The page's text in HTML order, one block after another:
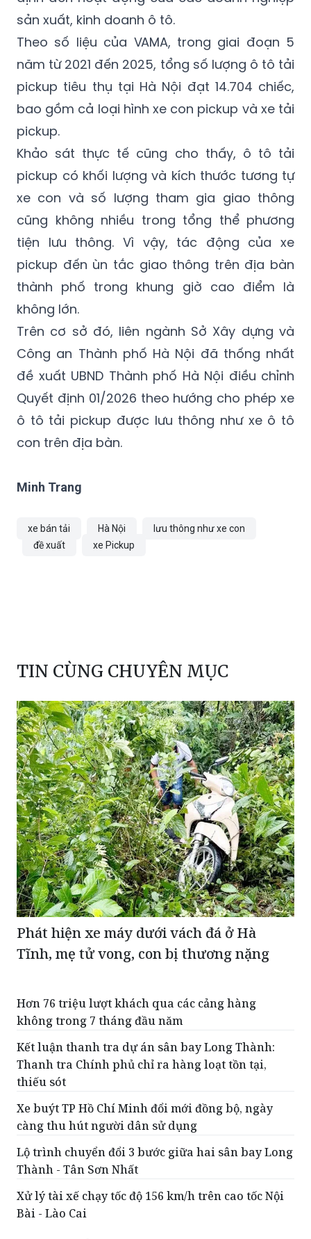
sản xuất, kinh doanh ô tô.
Theo số liệu của VAMA, trong giai đoạn 5
năm từ 2021 đến 2025, tổng số lượng ô tô tải
pickup tiêu thụ tại Hà Nội đạt 14.704 chiếc,
bao gồm cả loại hình xe con pickup và xe tải
pickup.
Khảo sát thực tế cũng cho thấy, ô tô tải
pickup có khối lượng và kích thước tương tự
xe con và số lượng tham gia giao thông
cũng không nhiều trong tổng thể phương
tiện lưu thông. Vì vậy, tác động của xe
pickup đến ùn tắc giao thông trên địa bàn
thành phố trong khung giờ cao điểm là
không lớn.
Trên cơ sở đó, liên ngành Sở Xây dựng và
Công an Thành phố Hà Nội đã thống nhất
đề xuất UBND Thành phố Hà Nội điều chỉnh
Quyết định 01/2026 theo hướng cho phép xe
ô tô tải pickup được lưu thông như xe ô tô
con trên địa bàn.
Minh Trang
xe bán tải Hà Nội
lưu thông như xe con
đề xuất
xe Pickup
TIN CÙNG CHUYÊN MỤC
Phát hiện xe máy dưới vách đá ở Hà
Tĩnh, mẹ tử vong, con bị thương nặng
Hơn 76 triệu lượt khách qua các cảng hàng
không trong 7 tháng đầu năm
Kết luận thanh tra dự án sân bay Long Thành:
Thanh tra Chính phủ chỉ ra hàng loạt tồn tại,
thiếu sót
Xe buýt TP Hồ Chí Minh đổi mới đồng bộ, ngày
càng thu hút người dân sử dụng
Lộ trình chuyển đổi 3 bước giữa hai sân bay Long
Thành - Tân Sơn Nhất
Xử lý tài xế chạy tốc độ 156 km/h trên cao tốc Nội
Bài - Lào Cai